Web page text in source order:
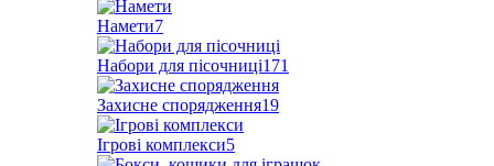
Намети7
Набори для пісочниці171
Захисне спорядження19
Ігрові комплекси5